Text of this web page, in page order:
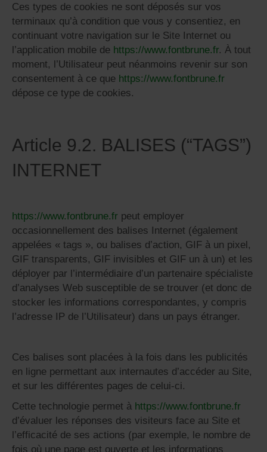
Ces types de cookies ne sont déposés sur vos
terminaux qu’à condition que vous y consentiez, en
continuant votre navigation sur le Site Internet ou
l’application mobile de https://www.fontbrune.fr. À tout
moment, l’Utilisateur peut néanmoins revenir sur son
consentement à ce que https://www.fontbrune.fr
dépose ce type de cookies.
Article 9.2. BALISES (“TAGS”)
INTERNET
https://www.fontbrune.fr peut employer
occasionnellement des balises Internet (également
appelées « tags », ou balises d’action, GIF à un pixel,
GIF transparents, GIF invisibles et GIF un à un) et les
déployer par l’intermédiaire d’un partenaire spécialiste
d’analyses Web susceptible de se trouver (et donc de
stocker les informations correspondantes, y compris
l’adresse IP de l’Utilisateur) dans un pays étranger.
Ces balises sont placées à la fois dans les publicités
en ligne permettant aux internautes d’accéder au Site,
et sur les différentes pages de celui-ci.
Cette technologie permet à https://www.fontbrune.fr
d’évaluer les réponses des visiteurs face au Site et
l’efficacité de ses actions (par exemple, le nombre de
fois où une page est ouverte et les informations